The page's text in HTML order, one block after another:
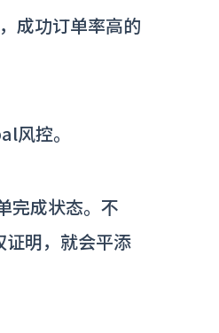
成功订单率高的
风控。
完成状态。不
明，就会平添